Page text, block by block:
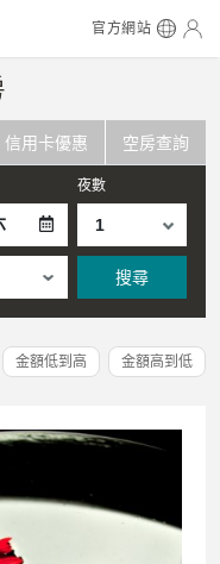
官方網站
信用卡優惠 空房查詢
夜數
搜尋
金額低到高 金額高到低